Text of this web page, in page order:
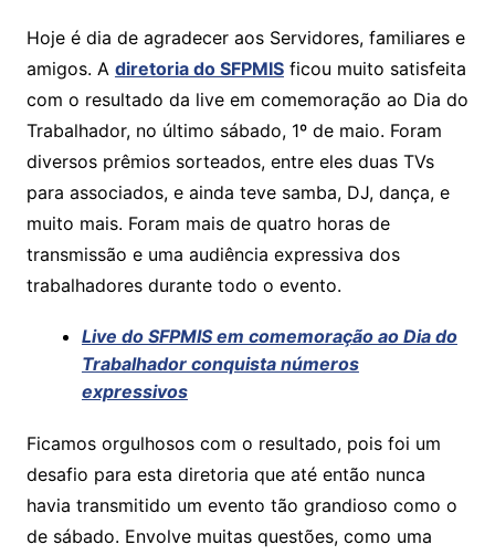
at
s
A
p
p
c
e
b
o
o
k
itt
er
p
y
Li
n
k
ar
e
Hoje é dia de agradecer aos Servidores, familiares e
amigos. A diretoria do SFPMISficou muito satisfeita
com o resultado da live em comemoração ao Dia do
Trabalhador, no último sábado, 1º de maio. Foram
diversos prêmios sorteados, entre eles duas TVs
para associados, e ainda teve samba, DJ, dança, e
muito mais. Foram mais de quatro horas de
transmissão e uma audiência expressiva dos
trabalhadores durante todo o evento.
Live do SFPMIS em comemoração ao Dia do
Trabalhador conquista números
expressivos
Ficamos orgulhosos com o resultado, pois foi um
desafio para esta diretoria que até então nunca
havia transmitido um evento tão grandioso como o
de sábado. Envolve muitas questões, como uma